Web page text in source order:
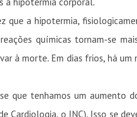
que a hipotermia,
químicas tornam-se
à morte. Em dias frios, há
que tenhamos um aumento
Cardiologia, o INC). Isso se